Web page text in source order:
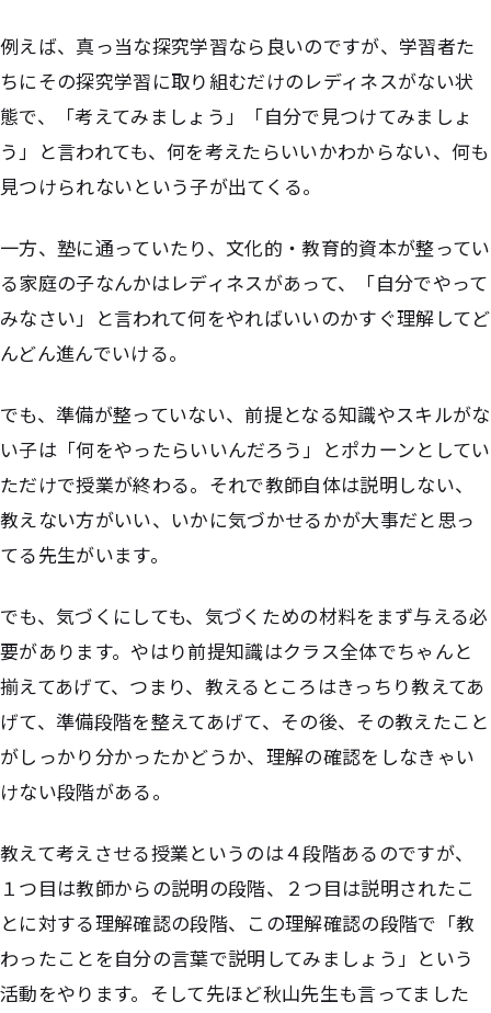
例えば、真っ当な探究学習なら良いのですが、学習者た
ちにその探究学習に取り組むだけのレディネスがない状
態で、「考えてみましょう」「自分で見つけてみましょ
う」と言われても、何を考えたらいいかわからない、何も
見つけられないという子が出てくる。
一方、塾に通っていたり、文化的・教育的資本が整ってい
る家庭の子なんかはレディネスがあって、「自分でやって
みなさい」と言われて何をやればいいのかすぐ理解してど
んどん進んでいける。
でも、準備が整っていない、前提となる知識やスキルがな
い子は「何をやったらいいんだろう」とポカーンとしてい
ただけで授業が終わる。それで教師自体は説明しない、
教えない方がいい、いかに気づかせるかが大事だと思っ
てる先生がいます。
でも、気づくにしても、気づくための材料をまず与える必
要があります。やはり前提知識はクラス全体でちゃんと
揃えてあげて、つまり、教えるところはきっちり教えてあ
げて、準備段階を整えてあげて、その後、その教えたこと
がしっかり分かったかどうか、理解の確認をしなきゃい
けない段階がある。
教えて考えさせる授業というのは４段階あるのですが、
１つ目は教師からの説明の段階、２つ目は説明されたこ
とに対する理解確認の段階、この理解確認の段階で「教
わったことを自分の言葉で説明してみましょう」という
活動をやります。そして先ほど秋山先生も言ってました